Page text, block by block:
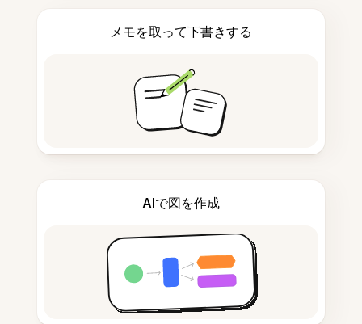
メモを取って下書きする
AIで図を作成